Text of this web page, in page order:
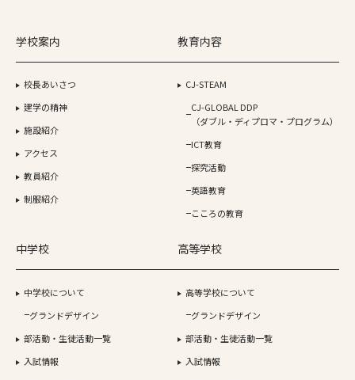
学校案内
校長あいさつ
建学の精神
施設紹介
アクセス
教員紹介
制服紹介
教育内容
CJ-STEAM
CJ-GLOBAL DDP
（ダブル・ディプロマ・プログラム）
ICT教育
探究活動
英語教育
こころの教育
中学校
中学校について
グランドデザイン
部活動・生徒活動一覧
入試情報
高等学校
高等学校について
グランドデザイン
部活動・生徒活動一覧
入試情報